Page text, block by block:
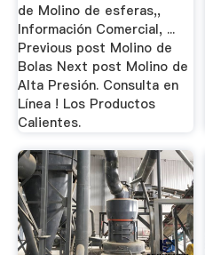
de Molino de esferas,,
Información Comercial, ...
Previous post Molino de
Bolas Next post Molino de
Alta Presión. Consulta en
Línea ! Los Productos
Calientes.